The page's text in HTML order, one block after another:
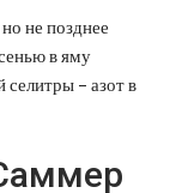
не позднее
в яму
селитры – азот в